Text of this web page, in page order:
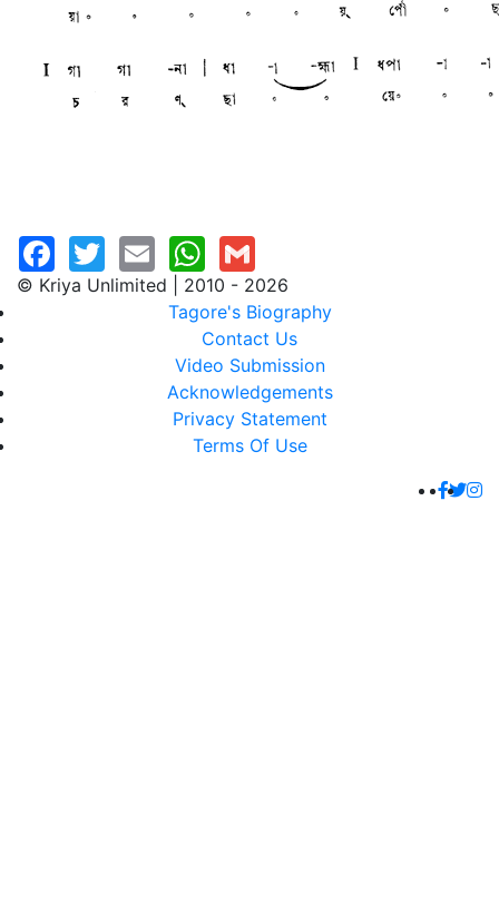
© Kriya Unlimited | 2010 - 2026
Tagore's Biography
Contact Us
Video Submission
Acknowledgements
Privacy Statement
Terms Of Use